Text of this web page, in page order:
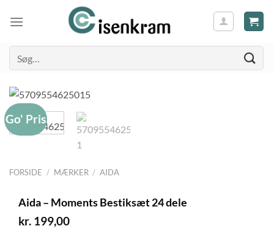
efter:
FORSIDE / MÆRKER / AIDA
Go' Pris
Aida – Moments Bestiksæt 24 dele
kr. 199,00